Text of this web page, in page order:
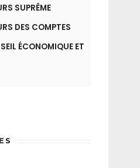
SUPRÊME
DES COMPTES
ÉCONOMIQUE ET